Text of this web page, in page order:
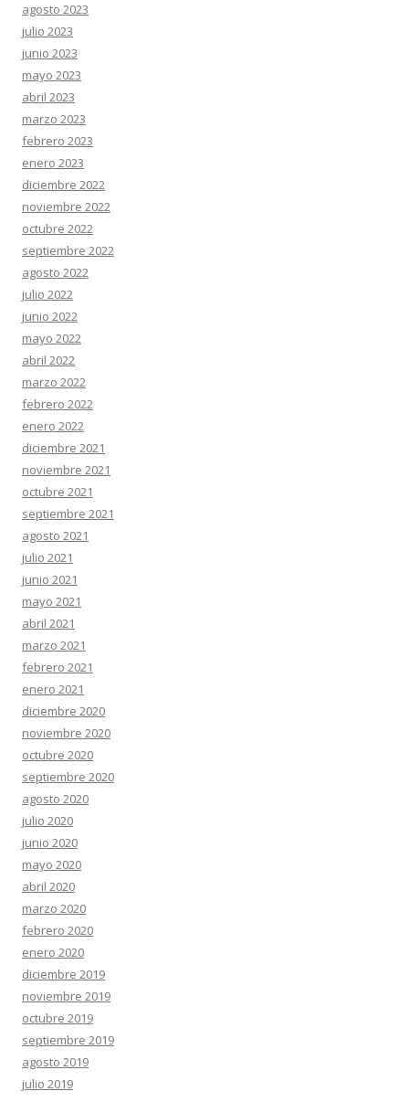
agosto 2023
julio 2023
junio 2023
mayo 2023
abril 2023
marzo 2023
febrero 2023
enero 2023
diciembre 2022
noviembre 2022
octubre 2022
septiembre 2022
agosto 2022
julio 2022
junio 2022
mayo 2022
abril 2022
marzo 2022
febrero 2022
enero 2022
diciembre 2021
noviembre 2021
octubre 2021
septiembre 2021
agosto 2021
julio 2021
junio 2021
mayo 2021
abril 2021
marzo 2021
febrero 2021
enero 2021
diciembre 2020
noviembre 2020
octubre 2020
septiembre 2020
agosto 2020
julio 2020
junio 2020
mayo 2020
abril 2020
marzo 2020
febrero 2020
enero 2020
diciembre 2019
noviembre 2019
octubre 2019
septiembre 2019
agosto 2019
julio 2019